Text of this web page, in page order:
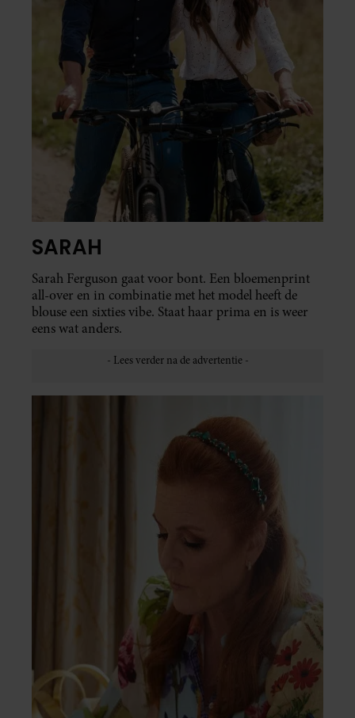
SARAH
Sarah Ferguson gaat voor bont. Een bloemenprint
all-over en in combinatie met het model heeft de
blouse een sixties vibe. Staat haar prima en is weer
eens wat anders.